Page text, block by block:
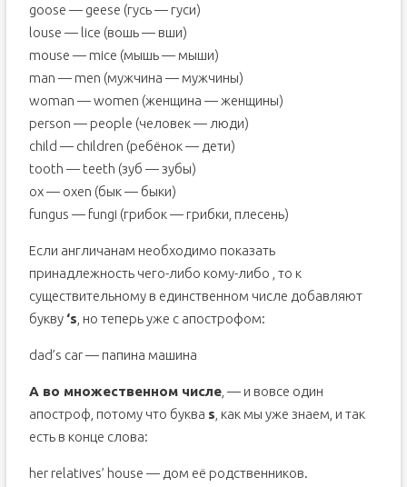
goose — geese (гусь — гуси)
louse — lice (вошь — вши)
mouse — mice (мышь — мыши)
man — men (мужчина — мужчины)
woman — women (женщина — женщины)
person — people (человек — люди)
child — children (ребёнок — дети)
tooth — teeth (зуб — зубы)
ox — oxen (бык — быки)
fungus — fungi (грибок — грибки, плесень)
Если англичанам необходимо показать
принадлежность чего-либо кому-либо , то к
существительному в единственном числе добавляют
букву ‘s , но теперь уже с апострофом:
dad’s car — папина машина
А во множественном числе, — и вовсе один
апостроф, потому что буква s , как мы уже знаем, и так
есть в конце слова:
her relatives’ house — дом её родственников.